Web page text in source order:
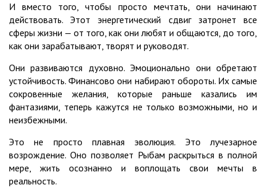
И вместо того, чтобы просто мечтать, они начинают
действовать. Этот энергетический сдвиг затронет все
сферы жизни — от того, как они любят и общаются, до того,
как они зарабатывают, творят и руководят.
Они развиваются духовно. Эмоционально они обретают
устойчивость. Финансово они набирают обороты. Их самые
сокровенные желания, которые раньше казались им
фантазиями, теперь кажутся не только возможными, но и
неизбежными.
Это не просто плавная эволюция. Это лучезарное
возрождение. Оно позволяет Рыбам раскрыться в полной
мере, жить осознанно и воплощать свои мечты в
реальность.